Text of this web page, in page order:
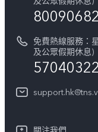
IMEI 碼驗證
維修進度
保修條款
客戶服務私隱聲明
法律聲明
vivo 私隱中心
免費熱線服務：
及公眾假期休息)
57040322